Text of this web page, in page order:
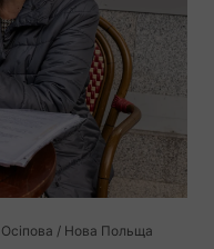
/ Нова Польща